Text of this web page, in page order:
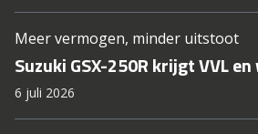
Meer vermogen, minder uitstoot
Suzuki GSX-250R krijgt VVL
6 juli 2026